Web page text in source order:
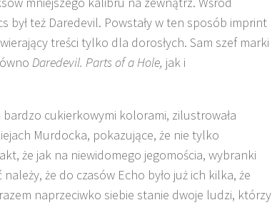
był też Daredevil. Powstały w ten sposób imprint
treści tylko dla dorosłych. Sam szef marki
Daredevil. Parts of a Hole, jak i
bardzo cukierkowymi kolorami, zilustrowała
Murdocka, pokazujące, że nie tylko
że jak na niewidomego jegomościa, wybranki
że do czasów Echo było już ich kilka, że
naprzeciwko siebie stanie dwoje ludzi, którzy